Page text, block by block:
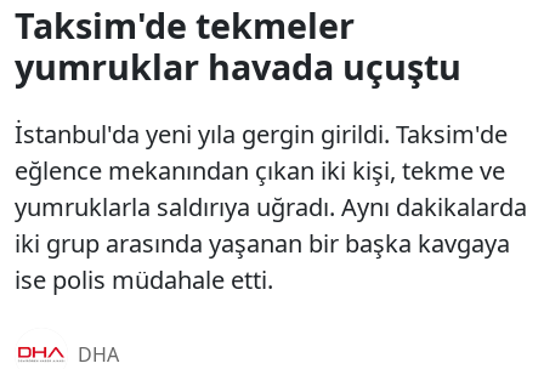
Taksim'de tekmeler
yumruklar havada uçuştu
İstanbul'da yeni yıla gergin girildi. Taksim'de
eğlence mekanından çıkan iki kişi, tekme ve
yumruklarla saldırıya uğradı. Aynı dakikalarda
iki grup arasında yaşanan bir başka kavgaya
ise polis müdahale etti.
DHA